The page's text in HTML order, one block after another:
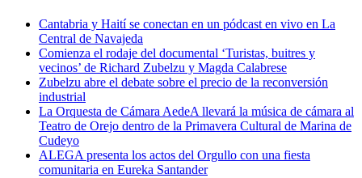
Cantabria y Haití se conectan en un pódcast en vivo en La
Central de Navajeda
Comienza el rodaje del documental ‘Turistas, buitres y
vecinos’ de Richard Zubelzu y Magda Calabrese
Zubelzu abre el debate sobre el precio de la reconversión
industrial
La Orquesta de Cámara AedeA llevará la música de cámara al
Teatro de Orejo dentro de la Primavera Cultural de Marina de
Cudeyo
ALEGA presenta los actos del Orgullo con una fiesta
comunitaria en Eureka Santander